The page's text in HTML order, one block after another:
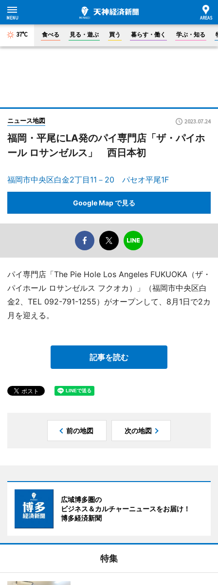
37°C 食べる 見る・遊ぶ 買う 暮らす・働く 学ぶ・知る
ニュース地図 2023.07.24
福岡・平尾にLA発のパイ専門店「ザ・パイホ
ール ロサンゼルス」 西日本初
福岡市中央区白金2丁目11－20 パセオ平尾1F
Google Map で見る
パイ専門店「The Pie Hole Los Angeles FUKUOKA（ザ・
パイホール ロサンゼルス フクオカ）」（福岡市中央区白
金2、TEL 092-791-1255）がオープンして、8月1日で2カ
月を迎える。
記事を読む
前の地図 次の地図
広域博多圏の
ビジネス＆カルチャーニュースをお届け！
博多経済新聞
特集